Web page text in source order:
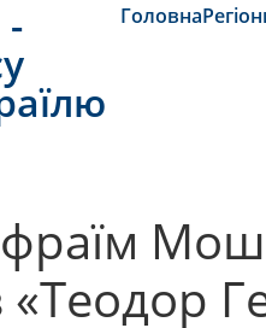
Головна